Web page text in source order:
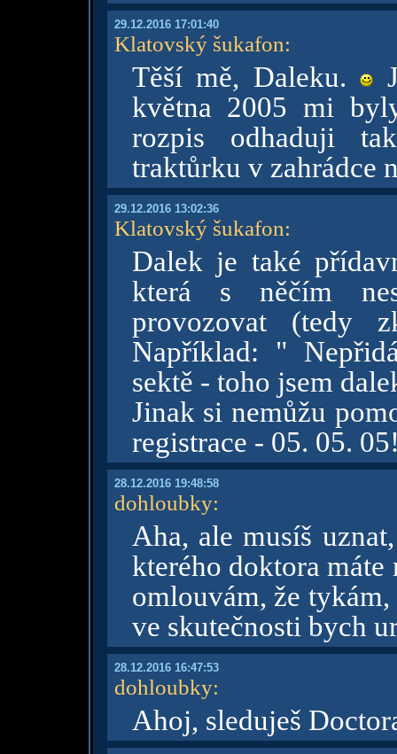
29.12.2016 17:01:40
Klatovský šukafon:
Těší mě, Daleku.
května 2005 mi
rozpis odhaduji
traktůrku v zahrádce
29.12.2016 13:02:36
Klatovský šukafon:
Dalek je také
která s něčím
provozovat (tedy
Například: "
sektě - toho jsem
Jinak si nemůžu
registrace - 05. 05.
28.12.2016 19:48:58
dohloubky:
Aha, ale musíš
kterého doktora
omlouvám, že
ve skutečnosti bych
28.12.2016 16:47:53
dohloubky:
Ahoj, sleduješ